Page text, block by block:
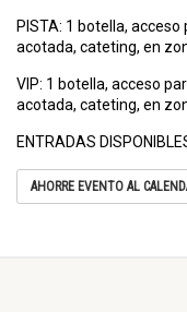
PISTA: 1 botella,
acotada, cateting, en
VIP: 1 botella, acceso
acotada, cateting, en
ENTRADAS
AHORRE EVENTO AL